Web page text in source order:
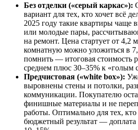
Без отделки («серый каркас»):
вариант для тех, кто хочет всё
2025 году такие квартиры чаще
или молодые пары,
на ремонт. Цена стартует от 4,2
комнатную можно уложиться в
помнить — итоговая стоимость
среднем плюс 30–35% к «голым
Предчистовая («white box»):
выровнены стены и потолки,
коммуникации. Покупателю
финишные материалы и не
работы. Оптимально для тех,
бюджетный результат — доплата